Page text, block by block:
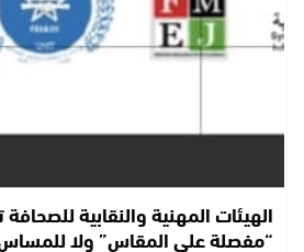
الهيئات المهنية والنقابية
“مفصلة على المقاس” ولا